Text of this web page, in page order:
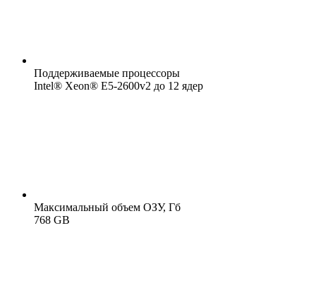
Поддерживаемые процессоры
Intel® Xeon® E5-2600v2 до 12 ядер
Максимальный объем ОЗУ, Гб
768 GB